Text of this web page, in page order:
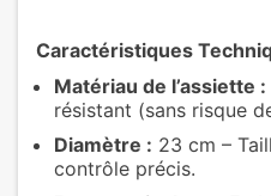
Caractéristiques
Matériau de l’assiette :
résistant (sans risque
Diamètre : 23 cm –
contrôle précis.